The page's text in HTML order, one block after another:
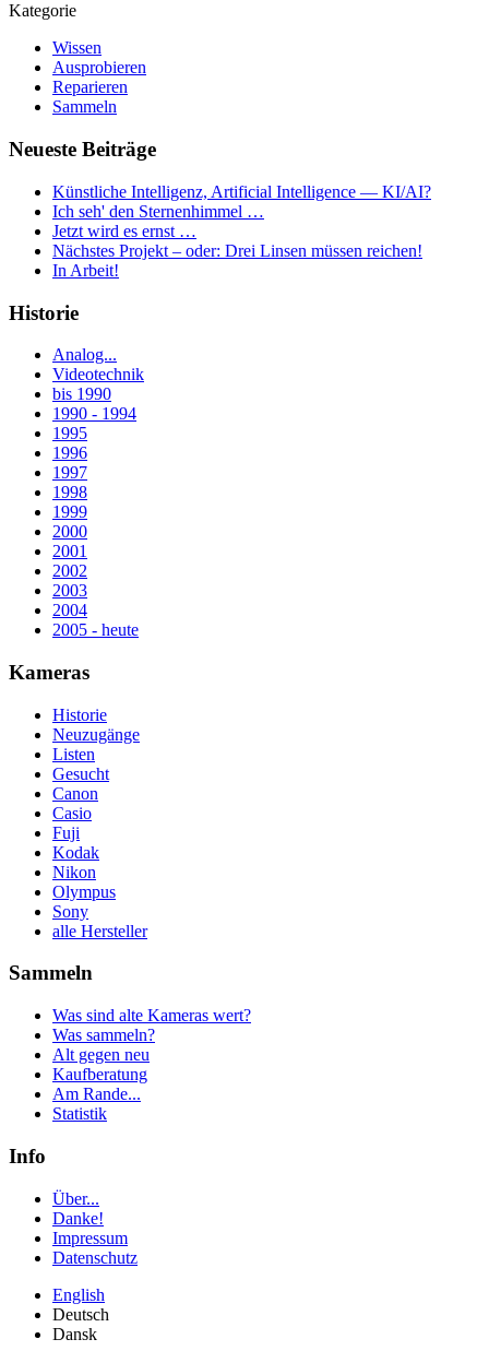
Kategorie
Wissen
Ausprobieren
Reparieren
Sammeln
Neueste Beiträge
Künstliche Intelligenz, Artificial Intelligence — KI/AI?
Ich seh' den Sternenhimmel …
Jetzt wird es ernst …
Nächstes Projekt – oder: Drei Linsen müssen reichen!
In Arbeit!
Historie
Analog...
Videotechnik
bis 1990
1990 - 1994
1995
1996
1997
1998
1999
2000
2001
2002
2003
2004
2005 - heute
Kameras
Historie
Neuzugänge
Listen
Gesucht
Canon
Casio
Fuji
Kodak
Nikon
Olympus
Sony
alle Hersteller
Sammeln
Was sind alte Kameras wert?
Was sammeln?
Alt gegen neu
Kaufberatung
Am Rande...
Statistik
Info
Über...
Danke!
Impressum
Datenschutz
English
Deutsch
Dansk